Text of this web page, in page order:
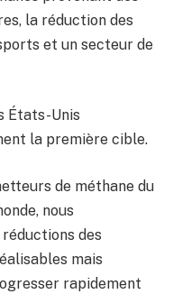
la réduction des
et un secteur de
États-Unis
la première cible.
de méthane du
nous
des
mais
rapidement